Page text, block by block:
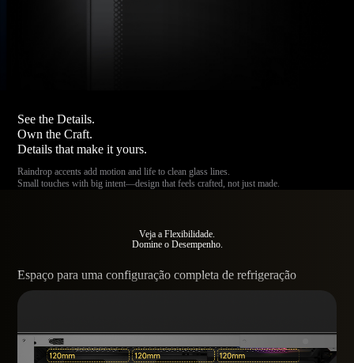
See the Details.
Own the Craft.
Details that make it yours.
Raindrop accents add motion and life to clean glass lines.
Small touches with big intent—design that feels crafted, not just made.
Veja a Flexibilidade.
Domine o Desempenho.
Espaço para uma configuração completa de refrigeração